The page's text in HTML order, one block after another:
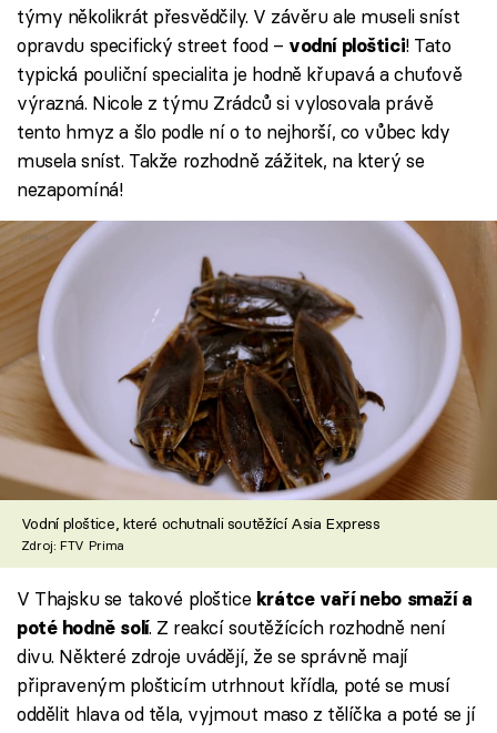
týmy několikrát přesvědčily. V závěru ale museli sníst
opravdu specifický street food – vodní ploštici! Tato
typická pouliční specialita je hodně křupavá a chuťově
výrazná. Nicole z týmu Zrádců si vylosovala právě
tento hmyz a šlo podle ní o to nejhorší, co vůbec kdy
musela sníst. Takže rozhodně zážitek, na který se
nezapomíná!
Vodní ploštice, které ochutnali soutěžící Asia Express
Zdroj: FTV Prima
V Thajsku se takové ploštice krátce vaří nebo smaží a
poté hodně solí. Z reakcí soutěžících rozhodně není
divu. Některé zdroje uvádějí, že se správně mají
připraveným plošticím utrhnout křídla, poté se musí
oddělit hlava od těla, vyjmout maso z tělíčka a poté se jí